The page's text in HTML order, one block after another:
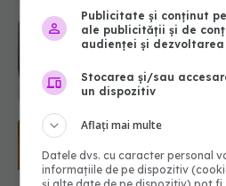
Trei
după 45
06.08.2026,
explică de
06.08.2026,
Publicitate și conținut
ale publicității și de
audienței și
Stocarea și/sau
un dispozitiv
Aflați mai multe
Datele dvs. cu caracter personal
informațiile de pe dispozitiv